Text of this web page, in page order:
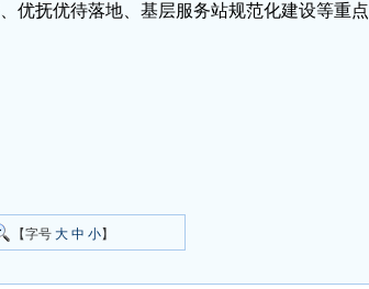
优抚优待落地、基层服务站规范化建设等重点
【字号 大 中 小】